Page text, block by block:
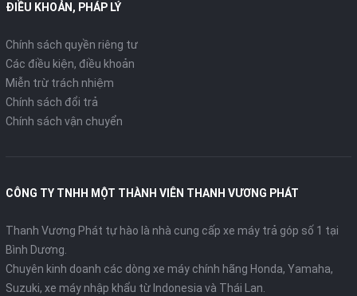
ĐIỀU KHOẢN, PHÁP LÝ
Chính sách quyền riêng tư
Các điều kiện, điều khoản
Miễn trừ trách nhiệm
Chính sách đổi trả
Chính sách vận chuyển
CÔNG TY TNHH MỘT THÀNH VIÊN THANH VƯƠNG PHÁT
Thanh Vương Phát tự hào là nhà cung cấp xe máy trả góp số 1 tại
Bình Dương.
Chuyên kinh doanh các dòng xe máy chính hãng Honda, Yamaha,
Suzuki, xe máy nhập khẩu từ Indonesia và Thái Lan.